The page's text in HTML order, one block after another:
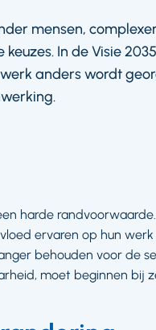
mensen,
In de Visie
anders wordt
harde
ervaren op hun werk
behouden voor de
moet beginnen bij